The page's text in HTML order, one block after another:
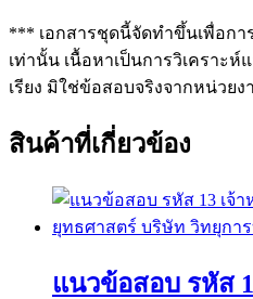
*** เอกสารชุดนี้จัดทำขึ้นเพื่อกา
เท่านั้น เนื้อหาเป็นการวิเคราะห์
เรียง มิใช่ข้อสอบจริงจากหน่วย
สินค้าที่เกี่ยวข้อง
แนวข้อสอบ รหัส